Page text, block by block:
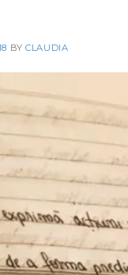
BYCLAUDIA